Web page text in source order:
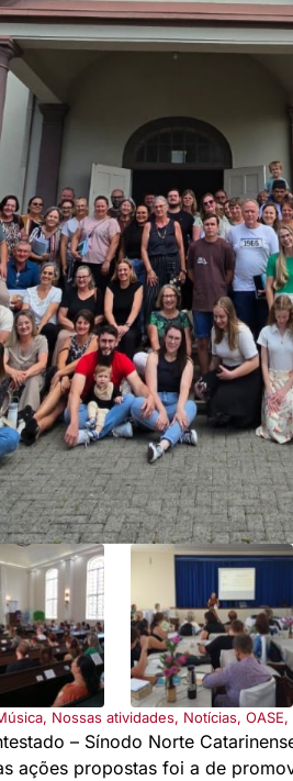
, Nossas atividades, Notícias, OASE,
– Sínodo Norte
ações propostas foi a de